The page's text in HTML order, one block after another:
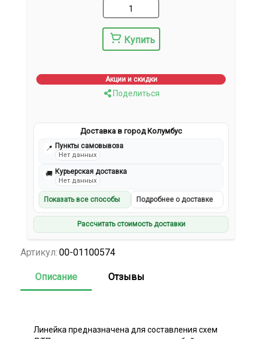
Купить
Акции и скидки
Поделиться
Доставка в город Колумбус
📍 Пункты самовывоза
Нет данных
🚚 Курьерская доставка
Нет данных
Показать все способы Подробнее о доставке
Рассчитать стоимость доставки
Артикул: 00-01100574
Описание Отзывы
Линейка предназначена для составления схем